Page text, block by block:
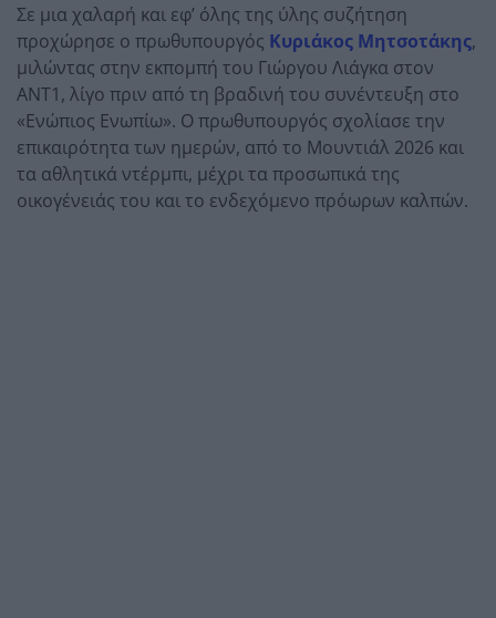
Σε μια χαλαρή και εφ’ όλης της ύλης συζήτηση
προχώρησε ο πρωθυπουργός Κυριάκος Μητσοτάκης,
μιλώντας στην εκπομπή του Γιώργου Λιάγκα στον
ΑΝΤ1, λίγο πριν από τη βραδινή του συνέντευξη στο
«Ενώπιος Ενωπίω». Ο πρωθυπουργός σχολίασε την
επικαιρότητα των ημερών, από το Μουντιάλ 2026 και
τα αθλητικά ντέρμπι, μέχρι τα προσωπικά της
οικογένειάς του και το ενδεχόμενο πρόωρων καλπών.